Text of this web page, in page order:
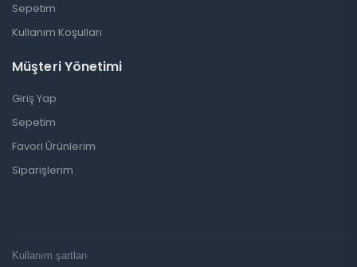
Sepetim
Kullanım Koşulları
Müşteri Yönetimi
Giriş Yap
Sepetim
Favori Ürünlerim
Siparişlerim
Kullanım şartları